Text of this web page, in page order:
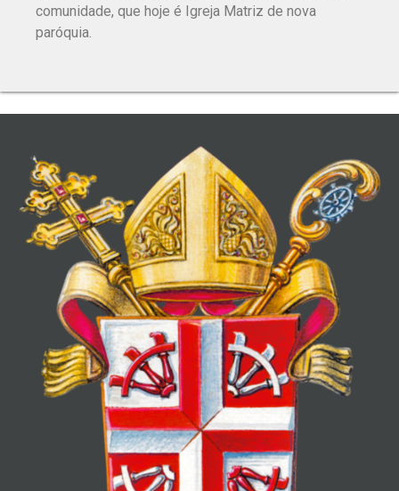
comunidade, que hoje é Igreja Matriz de nova
paróquia.